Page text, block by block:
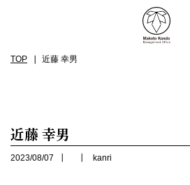
TOP 近藤 幸男
近藤 幸男
2023/08/07 kanri